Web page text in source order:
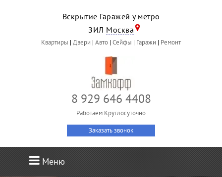
Вскрытие Гаражей у метро
ЗИЛ Москва
Квартиры | Двери | Авто | Сейфы | Гаражи | Ремонт
8 929 646 4408
Работаем Круглосуточно
Заказать звонок
Меню